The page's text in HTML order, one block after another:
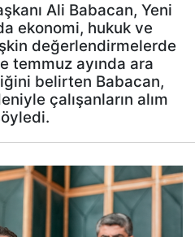
Ali Babacan, Yeni
ekonomi, hukuk ve
değerlendirmelerde
temmuz ayında ara
belirten Babacan,
çalışanların alım